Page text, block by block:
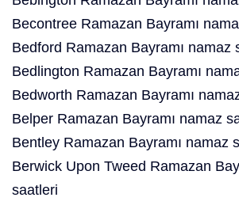
Becontree Ramazan Bayramı
Bedford Ramazan Bayramı namaz
Bedlington Ramazan Bayramı
Bedworth Ramazan Bayramı
Belper Ramazan Bayramı namaz
Bentley Ramazan Bayramı namaz
Berwick Upon Tweed Ramazan
saatleri